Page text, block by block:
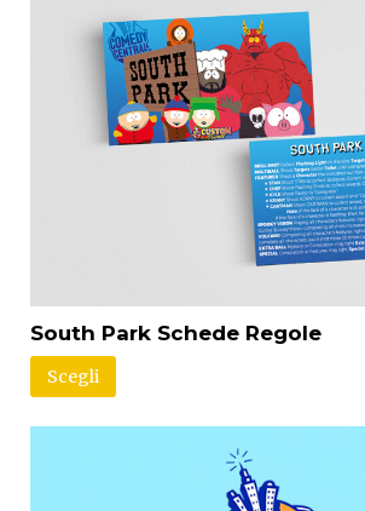
South Park Schede Regole
Scegli